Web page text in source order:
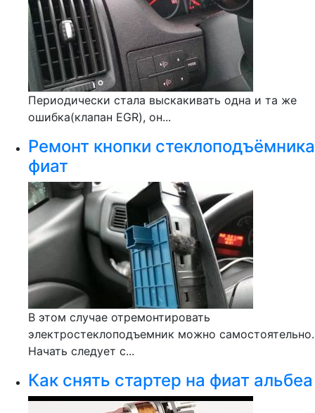
Периодически стала выскакивать одна и та же
ошибка(клапан EGR), он...
Ремонт кнопки стеклоподъёмника
фиат
В этом случае отремонтировать
электростеклоподъемник можно самостоятельно.
Начать следует с...
Как снять стартер на фиат альбеа